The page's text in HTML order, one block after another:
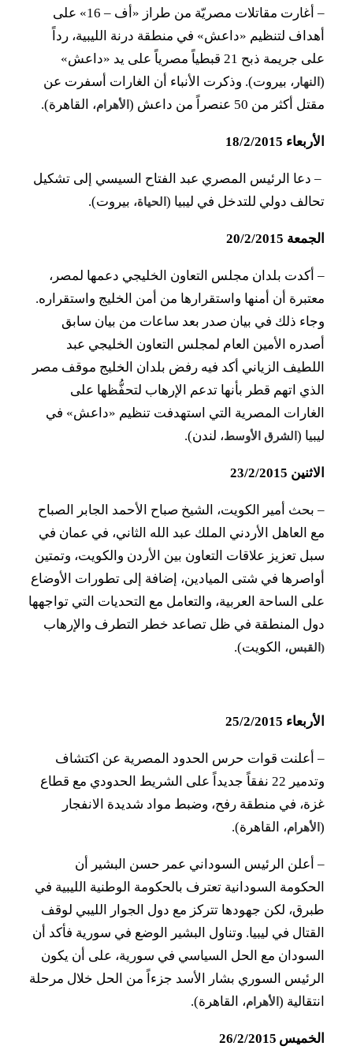
–
أغارت مقاتلات مصريّة من طراز «أف – 16» على
أهداف لتنظيم «داعش» في منطقة درنة الليبية، رداً
على جريمة ذبح 21 قبطياً مصرياً على يد «داعش»
( النهار ، بيروت). وذكرت الأنباء أن الغارات أسفرت عن
مقتل أكثر من 50 عنصراً من داعش (
الأهرام، القاهرة).
الأربعاء 18/2/2015
– دعا الرئيس المصري عبد الفتاح السيسي إلى تشكيل
تحالف دولي للتدخل في ليبيا ( الحياة، بيروت).
الجمعة 20/2/2015
– أكدت بلدان مجلس التعاون الخليجي دعمها لمصر،
معتبرة أن أمنها واستقرارها من أمن الخليج واستقراره.
وجاء ذلك في بيان صدر بعد ساعات من بيان سابق
أصدره الأمين العام لمجلس التعاون الخليجي عبد
اللطيف الزياني أكد فيه رفض بلدان الخليج موقف مصر
الذي اتهم قطر بأنها تدعم الإرهاب لتحفُّظها على
الغارات المصرية التي استهدفت تنظيم «داعش» في
ليبيا ( الشرق الأوسط، لندن).
الاثنين 23/2/2015
– بحث أمير الكويت، الشيخ صباح الأحمد الجابر الصباح
مع العاهل الأردني الملك عبد الله الثاني، في عمان في
سبل تعزيز علاقات التعاون بين الأردن والكويت، وتمتين
أواصرها في شتى الميادين، إضافة إلى تطورات الأوضاع
على الساحة العربية، والتعامل مع التحديات التي تواجهها
دول المنطقة في ظل تصاعد خطر التطرف والإرهاب
(القبس، الكويت).
الأربعاء 25/2/2015
– أعلنت قوات حرس الحدود المصرية عن اكتشاف
وتدمير 22 نفقاً جديداً على الشريط الحدودي مع قطاع
غزة، في منطقة رفح، وضبط مواد شديدة الانفجار
( الأهرام، القاهرة).
– أعلن الرئيس السوداني عمر حسن البشير أن
الحكومة السودانية تعترف بالحكومة الوطنية الليبية في
طبرق، لكن جهودها تتركز مع دول الجوار الليبي لوقف
القتال في ليبيا. وتناول البشير الوضع في سورية فأكد أن
السودان مع الحل السياسي في سورية، على أن يكون
الرئيس السوري بشار الأسد جزءاً من الحل خلال مرحلة
انتقالية ( الأهرام، القاهرة).
الخميس 26/2/2015